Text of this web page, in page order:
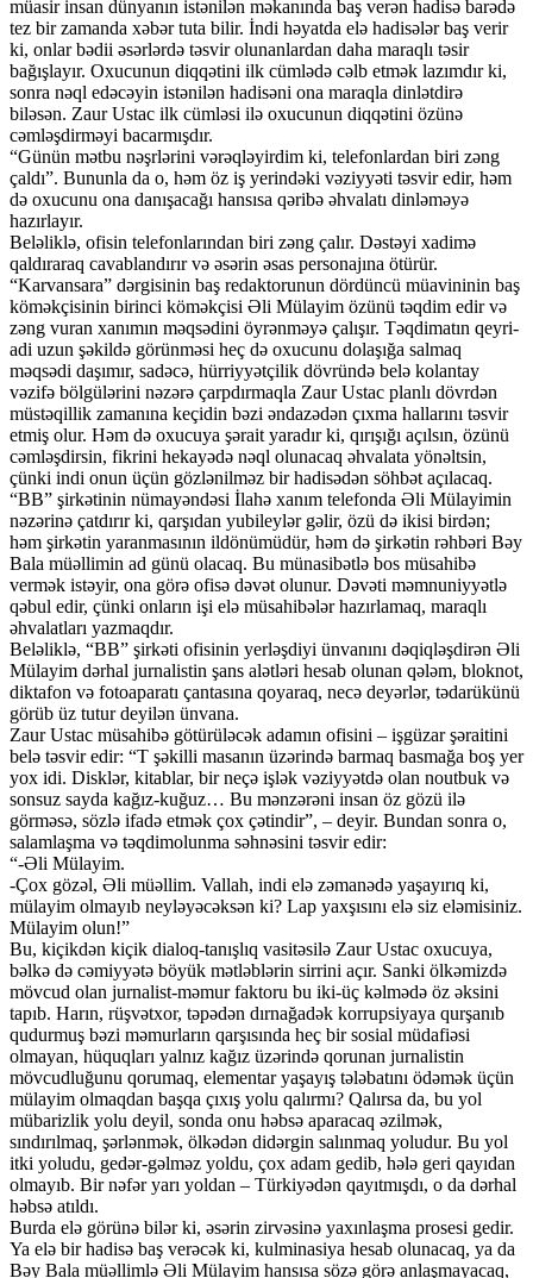
müasir insan dünyanın istənilən məkanında baş verən hadisə barədə
tez bir zamanda xəbər tuta bilir. İndi həyatda elə hadisələr baş verir
ki, onlar bədii əsərlərdə təsvir olunanlardan daha maraqlı təsir
bağışlayır. Oxucunun diqqətini ilk cümlədə cəlb etmək lazımdır ki,
sonra nəql edəcəyin istənilən hadisəni ona maraqla dinlətdirə
biləsən. Zaur Ustac ilk cümləsi ilə oxucunun diqqətini özünə
cəmləşdirməyi bacarmışdır.
“Günün mətbu nəşrlərini vərəqləyirdim ki, telefonlardan biri zəng
çaldı”. Bununla da o, həm öz iş yerindəki vəziyyəti təsvir edir, həm
də oxucunu ona danışacağı hansısa qəribə əhvalatı dinləməyə
hazırlayır.
Beləliklə, ofisin telefonlarından biri zəng çalır. Dəstəyi xadimə
qaldıraraq cavablandırır və əsərin əsas personajına ötürür.
“Karvansara” dərgisinin baş redaktorunun dördüncü müavininin baş
köməkçisinin birinci köməkçisi Əli Mülayim özünü təqdim edir və
zəng vuran xanımın məqsədini öyrənməyə çalışır. Təqdimatın qeyri-
adi uzun şəkildə görünməsi heç də oxucunu dolaşığa salmaq
məqsədi daşımır, sadəcə, hürriyyətçilik dövründə belə kolantay
vəzifə bölgülərini nəzərə çarpdırmaqla Zaur Ustac planlı dövrdən
müstəqillik zamanına keçidin bəzi əndazədən çıxma hallarını təsvir
etmiş olur. Həm də oxucuya şərait yaradır ki, qırışığı açılsın, özünü
cəmləşdirsin, fikrini hekayədə nəql olunacaq əhvalata yönəltsin,
çünki indi onun üçün gözlənilməz bir hadisədən söhbət açılacaq.
“BB” şirkətinin nümayəndəsi İlahə xanım telefonda Əli Mülayimin
nəzərinə çatdırır ki, qarşıdan yubileylər gəlir, özü də ikisi birdən;
həm şirkətin yaranmasının ildönümüdür, həm də şirkətin rəhbəri Bəy
Bala müəllimin ad günü olacaq. Bu münasibətlə bos müsahibə
vermək istəyir, ona görə ofisə dəvət olunur. Dəvəti məmnuniyyətlə
qəbul edir, çünki onların işi elə müsahibələr hazırlamaq, maraqlı
əhvalatları yazmaqdır.
Beləliklə, “BB” şirkəti ofisinin yerləşdiyi ünvanını dəqiqləşdirən Əli
Mülayim dərhal jurnalistin şans alətləri hesab olunan qələm, bloknot,
diktafon və fotoaparatı çantasına qoyaraq, necə deyərlər, tədarükünü
görüb üz tutur deyilən ünvana.
Zaur Ustac müsahibə götürüləcək adamın ofisini – işgüzar şəraitini
belə təsvir edir: “T şəkilli masanın üzərində barmaq basmağa boş yer
yox idi. Disklər, kitablar, bir neçə işlək vəziyyətdə olan noutbuk və
sonsuz sayda kağız-kuğuz… Bu mənzərəni insan öz gözü ilə
görməsə, sözlə ifadə etmək çox çətindir”, – deyir. Bundan sonra o,
salamlaşma və təqdimolunma səhnəsini təsvir edir:
“-Əli Mülayim.
-Çox gözəl, Əli müəllim. Vallah, indi elə zəmanədə yaşayırıq ki,
mülayim olmayıb neyləyəcəksən ki? Lap yaxşısını elə siz eləmisiniz.
Mülayim olun!”
Bu, kiçikdən kiçik dialoq-tanışlıq vasitəsilə Zaur Ustac oxucuya,
bəlkə də cəmiyyətə böyük mətləblərin sirrini açır. Sanki ölkəmizdə
mövcud olan jurnalist-məmur faktoru bu iki-üç kəlmədə öz əksini
tapıb. Harın, rüşvətxor, təpədən dırnağadək korrupsiyaya qurşanıb
qudurmuş bəzi məmurların qarşısında heç bir sosial müdafiəsi
olmayan, hüquqları yalnız kağız üzərində qorunan jurnalistin
mövcudluğunu qorumaq, elementar yaşayış tələbatını ödəmək üçün
mülayim olmaqdan başqa çıxış yolu qalırmı? Qalırsa da, bu yol
mübarizlik yolu deyil, sonda onu həbsə aparacaq əzilmək,
sındırılmaq, şərlənmək, ölkədən didərgin salınmaq yoludur. Bu yol
itki yoludu, gedər-gəlməz yoldu, çox adam gedib, hələ geri qayıdan
olmayıb. Bir nəfər yarı yoldan – Türkiyədən qayıtmışdı, o da dərhal
həbsə atıldı.
Burda elə görünə bilər ki, əsərin zirvəsinə yaxınlaşma prosesi gedir.
Ya elə bir hadisə baş verəcək ki, kulminasiya hesab olunacaq, ya da
Bəy Bala müəllimlə Əli Mülayim hansısa sözə görə anlaşmayacaq,